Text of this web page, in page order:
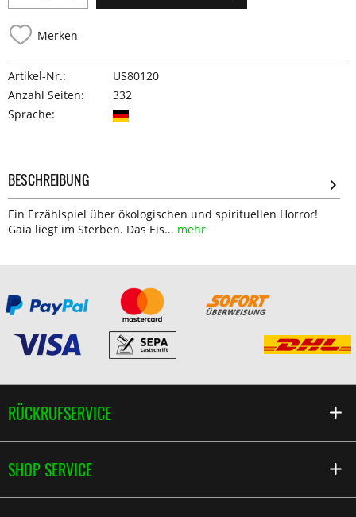
Merken
Artikel-Nr.:
US80120
Anzahl Seiten:
332
Sprache:
BESCHREIBUNG
Ein Erzählspiel über ökologischen und spirituellen Horror!
Gaia liegt im Sterben. Das Eis... mehr
RÜCKRUFSERVICE
SHOP SERVICE